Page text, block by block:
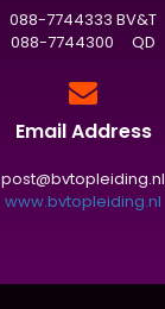
088-7744333 BV&T
088-7744300 QD
Email Address
post@bvtopleiding.nl
www.bvtopleiding.nl